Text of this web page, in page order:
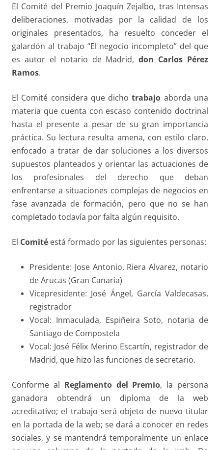
El Comité del Premio Joaquín Zejalbo, tras Intensas
deliberaciones, motivadas por la calidad de los
originales presentados, ha resuelto conceder el
galardón al trabajo “El negocio incompleto” del que
es autor el notario de Madrid,don Carlos Pérez
Ramos.
El Comité considera que dichotrabajo aborda una
materia que cuenta con escaso contenido doctrinal
hasta el presente a pesar de su gran importancia
práctica. Su lectura resulta amena, con estilo claro,
enfocado a tratar de dar soluciones a los diversos
supuestos planteados y orientar las actuaciones de
los profesionales del derecho que deban
enfrentarse a situaciones complejas de negocios en
fase avanzada de formación, pero que no se han
completado todavía por falta algún requisito.
El Comité está formado por las siguientes personas:
Presidente: Jose Antonio, Riera Alvarez, notario
de Arucas (Gran Canaria)
Vicepresidente: José Ángel, García Valdecasas,
registrador
Vocal: Inmaculada, Espiñeira Soto, notaria de
Santiago de Compostela
Vocal: José Félix Merino Escartín, registrador de
Madrid, que hizo las funciones de secretario.
Conforme al Reglamento del Premio, la persona
ganadora obtendrá un diploma de la web
acreditativo; el trabajo será objeto de nuevo titular
en la portada de la web; se dará a conocer en redes
sociales, y se mantendrá temporalmente un enlace